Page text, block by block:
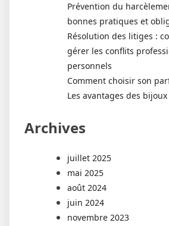
Prévention du
bonnes pratiques et
Résolution des litiges :
gérer les conflits
personnels
Comment choisir son
Les avantages des
Archives
juillet 2025
mai 2025
août 2024
juin 2024
novembre 2023